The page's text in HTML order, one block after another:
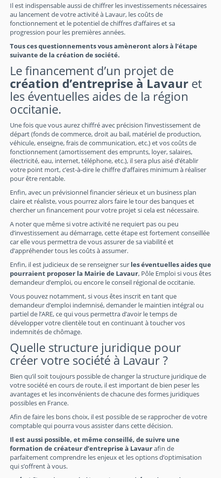
Il est indispensable aussi de chiffrer les investissements nécessaires
au lancement de votre activité à Lavaur, les coûts de
fonctionnement et le potentiel de chiffres d’affaires et sa
progression pour les premières années.
Tous ces questionnements vous amèneront alors à l’étape
suivante de la création de société.
Le financement d’un projet de
création d’entreprise à Lavaur et
les éventuelles aides de la région
occitanie.
Une fois que vous aurez chiffré avec précision l’investissement de
départ (fonds de commerce, droit au bail, matériel de production,
véhicule, enseigne, frais de communication, etc.) et vos coûts de
fonctionnement (amortissement des emprunts, loyer, salaires,
électricité, eau, internet, téléphone, etc.), il sera plus aisé d’établir
votre point mort, c’est-à-dire le chiffre d’affaires minimum à réaliser
pour être rentable.
Enfin, avec un prévisionnel financier sérieux et un business plan
claire et réaliste, vous pourrez alors faire le tour des banques et
chercher un financement pour votre projet si cela est nécessaire.
A noter que même si votre activité ne requiert pas ou peu
d’investissement au démarrage, cette étape est fortement conseillée
car elle vous permettra de vous assurer de sa viabilité et
d’appréhender tous les coûts à assumer.
Enfin, il est judicieux de se renseigner sur les éventuelles aides que
pourraient proposer la Mairie de Lavaur, Pôle Emploi si vous êtes
demandeur d’emploi, ou encore le conseil régional de occitanie.
Vous pouvez notamment, si vous êtes inscrit en tant que
demandeur d’emploi indemnisé, demander le maintien intégral ou
partiel de l’ARE, ce qui vous permettra d’avoir le temps de
développer votre clientèle tout en continuant à toucher vos
indemnités de chômage.
Quelle structure juridique pour
créer votre société à Lavaur ?
Bien qu’il soit toujours possible de changer la structure juridique de
votre société en cours de route, il est important de bien peser les
avantages et les inconvénients de chacune des formes juridiques
possibles en France.
Afin de faire les bons choix, il est possible de se rapprocher de votre
comptable qui pourra vous assister dans cette décision.
Il est aussi possible, et même conseillé, de suivre une
formation de créateur d’entreprise à Lavaurafin de
parfaitement comprendre les enjeux et les options d’optimisation
qui s’offrent à vous.